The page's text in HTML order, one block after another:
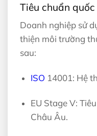
Tiêu chuẩn
Doanh nghiệp sử
thiện môi trường
sau:
ISO 14001: Hệ
EU Stage V:
Châu Âu.